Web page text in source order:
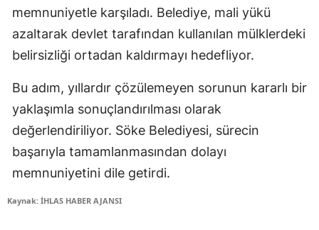
memnuniyetle karşıladı. Belediye, mali yükü
azaltarak devlet tarafından kullanılan mülklerdeki
belirsizliği ortadan kaldırmayı hedefliyor.
Bu adım, yıllardır çözülemeyen sorunun kararlı bir
yaklaşımla sonuçlandırılması olarak
değerlendiriliyor. Söke Belediyesi, sürecin
başarıyla tamamlanmasından dolayı
memnuniyetini dile getirdi.
Kaynak: İHLAS HABER AJANSI